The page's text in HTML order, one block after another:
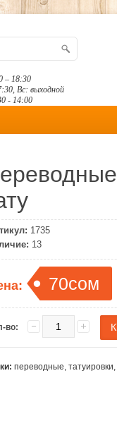
– 18:30
Вс: выходной
- 14:00
1735
13
70сом
во:
переводные, татуировки,